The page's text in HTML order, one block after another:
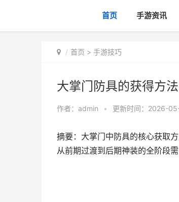
首页 手游资讯
首页 > 手游技巧
大掌门防具的获得方
作者： admin • 更新时间：2026-
摘要：大掌门中防具的核心获取
从前期过渡到后期神装的全阶段